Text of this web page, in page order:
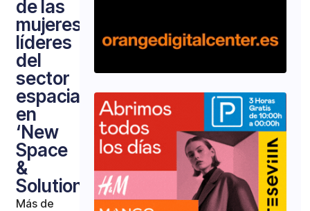
de las
mujeres
líderes
del
sector
espacial
en
‘New
Space
&
Solutions’
Más de